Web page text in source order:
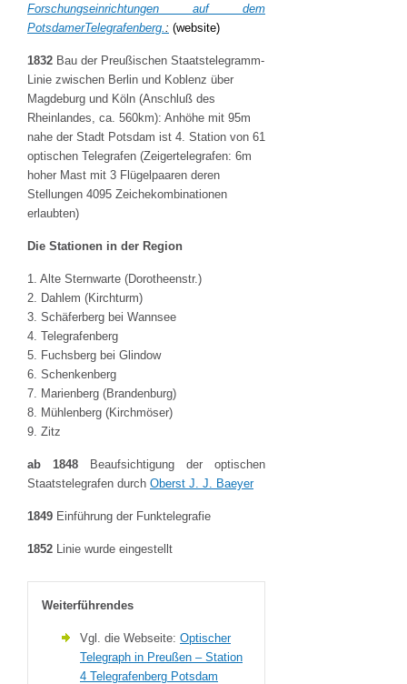
Forschungseinrichtungen auf dem
PotsdamerTelegrafenberg. : (website)
1832 Bau der Preußischen Staatstelegramm-
Linie zwischen Berlin und Koblenz über
Magdeburg und Köln (Anschluß des
Rheinlandes, ca. 560km): Anhöhe mit 95m
nahe der Stadt Potsdam ist 4. Station von 61
optischen Telegrafen (Zeigertelegrafen: 6m
hoher Mast mit 3 Flügelpaaren deren
Stellungen 4095 Zeichekombinationen
erlaubten)
Die Stationen in der Region
1. Alte Sternwarte (Dorotheenstr.)
2. Dahlem (Kirchturm)
3. Schäferberg bei Wannsee
4. Telegrafenberg
5. Fuchsberg bei Glindow
6. Schenkenberg
7. Marienberg (Brandenburg)
8. Mühlenberg (Kirchmöser)
9. Zitz
ab 1848 Beaufsichtigung der optischen
Staatstelegrafen durch Oberst J. J. Baeyer
1849 Einführung der Funktelegrafie
1852 Linie wurde eingestellt
Weiterführendes
Vgl. die Webseite: Optischer
Telegraph in Preußen – Station
4 Telegrafenberg Potsdam